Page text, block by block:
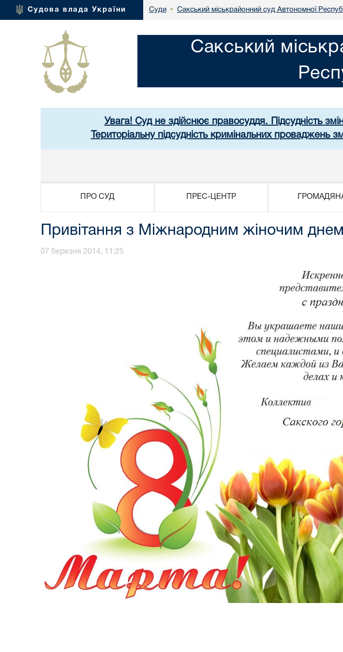
Судова влада України Суди • Сакський міськрайонний суд Автономної
Сакський
Увага! Суд не здійснює правосуддя. Підсудність
Територіальну підсудність кримінальних
ПРО СУД ПРЕС-ЦЕНТР
Привітання з Міжнародним жіночим
07 березня 2014, 11:25